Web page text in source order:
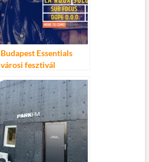
Budapest Essentials
városi fesztivál